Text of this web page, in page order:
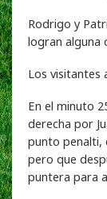
Rodrigo y
logran alguna
Los visitantes
En el minuto
derecha por
punto penalti,
pero que
puntera para